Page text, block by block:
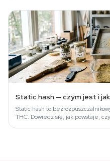
Static hash — czym jest i
Static hash to
THC. Dowiedz się, jak powstaje,